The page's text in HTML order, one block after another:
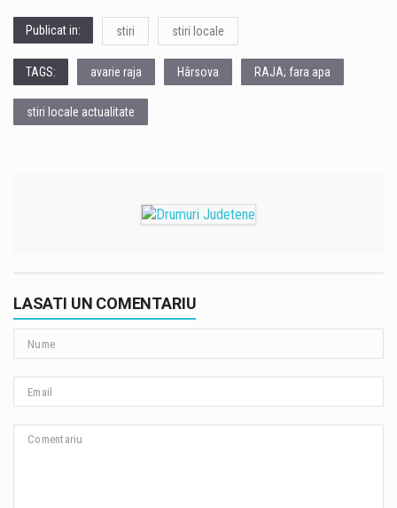
Publicat in: stiri stiri locale
TAGS: avarie raja Hârsova RAJA; fara apa
stiri locale actualitate
LASATI UN COMENTARIU